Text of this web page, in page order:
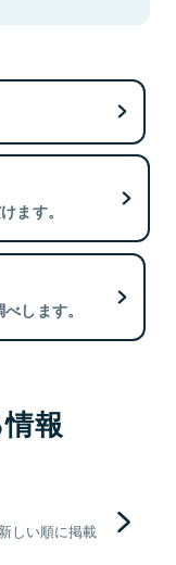
ます。
します。
報
しい順に掲載